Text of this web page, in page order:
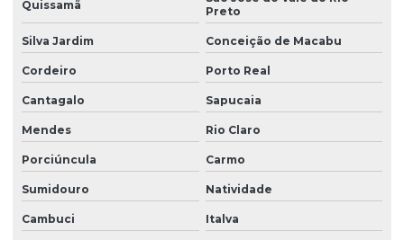
Quissamã
Preto
Silva Jardim Conceição de Macabu
Cordeiro Porto Real
Cantagalo Sapucaia
Mendes Rio Claro
Porciúncula Carmo
Sumidouro Natividade
Cambuci Italva